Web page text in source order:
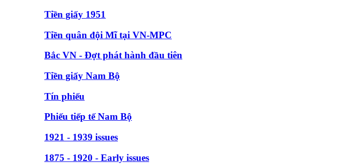
Tiền giấy 1951
Tiền quân đội Mĩ tại VN-MPC
Bắc VN - Đợt phát hành đầu tiên
Tiền giấy Nam Bộ
Tín phiếu
Phiếu tiếp tế Nam Bộ
1921 - 1939 issues
1875 - 1920 - Early issues